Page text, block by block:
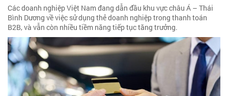
Các doanh nghiệp Việt Nam đang dẫn đầu khu vực châu Á – Thái
Bình Dương về việc sử dụng thẻ doanh nghiệp trong thanh toán
B2B, và vẫn còn nhiều tiềm năng tiếp tục tăng trưởng.